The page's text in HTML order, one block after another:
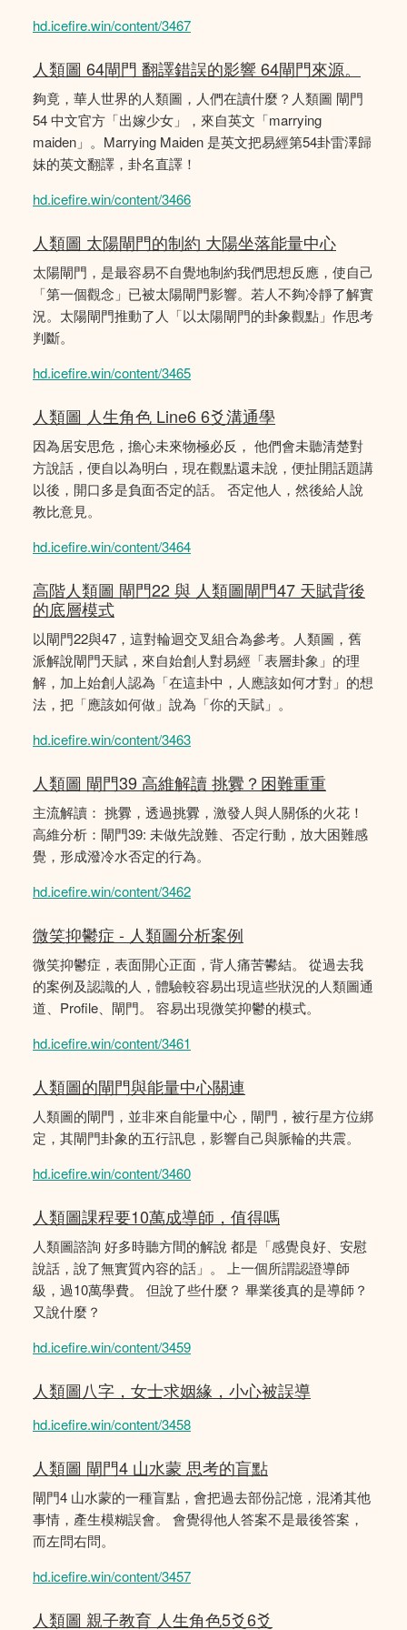
hd.icefire.win/content/3467
人類圖 64閘門 翻譯錯誤的影響 64閘門來源。
夠竟，華人世界的人類圖，人們在讀什麼？人類圖 閘門
54 中文官方「出嫁少女」，來自英文「marrying
maiden」。Marrying Maiden 是英文把易經第54卦雷澤歸
妹的英文翻譯，卦名直譯！
hd.icefire.win/content/3466
人類圖 太陽閘門的制約 大陽坐落能量中心
太陽閘門，是最容易不自覺地制約我們思想反應，使自己
「第一個觀念」已被太陽閘門影響。若人不夠冷靜了解實
況。太陽閘門推動了人「以太陽閘門的卦象觀點」作思考
判斷。
hd.icefire.win/content/3465
人類圖 人生角色 Line6 6爻溝通學
因為居安思危，擔心未來物極必反， 他們會未聽清楚對
方說話，便自以為明白，現在觀點還未說，便扯開話題講
以後，開口多是負面否定的話。 否定他人，然後給人說
教比意見。
hd.icefire.win/content/3464
高階人類圖 閘門22 與 人類圖閘門47 天賦背後
的底層模式
以閘門22與47，這對輪迴交叉組合為參考。人類圖，舊
派解說閘門天賦，來自始創人對易經「表層卦象」的理
解，加上始創人認為「在這卦中，人應該如何才對」的想
法，把「應該如何做」說為「你的天賦」。
hd.icefire.win/content/3463
人類圖 閘門39 高維解讀 挑釁？困難重重
主流解讀： 挑釁，透過挑釁，激發人與人關係的火花！
高維分析：閘門39: 未做先說難、否定行動，放大困難感
覺，形成潑冷水否定的行為。
hd.icefire.win/content/3462
微笑抑鬱症 - 人類圖分析案例
微笑抑鬱症，表面開心正面，背人痛苦鬰結。 從過去我
的案例及認識的人，體驗較容易出現這些狀況的人類圖通
道、Profile、閘門。 容易出現微笑抑鬱的模式。
hd.icefire.win/content/3461
人類圖的閘門與能量中心關連
人類圖的閘門，並非來自能量中心，閘門，被行星方位綁
定，其閘門卦象的五行訊息，影響自己與脈輪的共震。
hd.icefire.win/content/3460
人類圖課程要10萬成導師，值得嗎
人類圖諮詢 好多時聽方間的解說 都是「感覺良好、安慰
說話，說了無實質內容的話」。 上一個所謂認證導師
級，過10萬學費。 但說了些什麼？ 畢業後真的是導師？
又說什麼？
hd.icefire.win/content/3459
人類圖八字，女士求姻緣，小心被誤導
hd.icefire.win/content/3458
人類圖 閘門4 山水蒙 思考的盲點
閘門4 山水蒙的一種盲點，會把過去部份記憶，混淆其他
事情，產生模糊誤會。 會覺得他人答案不是最後答案，
而左問右問。
hd.icefire.win/content/3457
人類圖 親子教育 人生角色5爻6爻